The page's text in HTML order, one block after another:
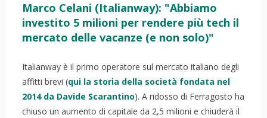
Marco Celani (Italianway): "Abbiamo
investito 5 milioni per rendere più tech il
mercato delle vacanze (e non solo)"
Italianway è il primo operatore sul mercato italiano degli
affitti brevi (qui la storia della società fondata nel
2014 da Davide Scarantino). A ridosso di Ferragosto ha
chiuso un aumento di capitale da 2,5 milioni e chiuderà il